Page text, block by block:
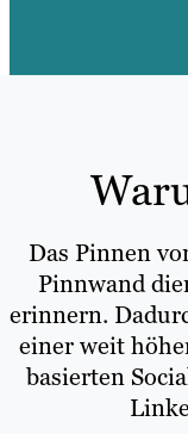
Das Pinnen
Pinnwand
erinnern.
einer weit
basierten